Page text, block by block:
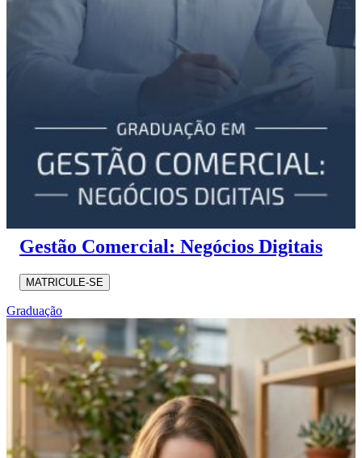
Gestão Comercial: Negócios Digitais
MATRICULE-SE
Graduação